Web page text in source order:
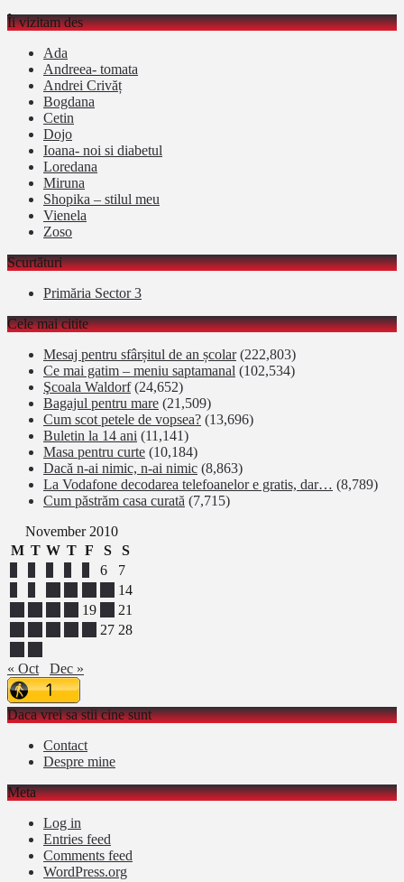
Îi vizitam des
Ada
Andreea- tomata
Andrei Crivăț
Bogdana
Cetin
Dojo
Ioana- noi si diabetul
Loredana
Miruna
Shopika – stilul meu
Vienela
Zoso
Scurtături
Primăria Sector 3
Cele mai citite
Mesaj pentru sfârșitul de an școlar (222,803)
Ce mai gatim – meniu saptamanal (102,534)
Şcoala Waldorf (24,652)
Bagajul pentru mare (21,509)
Cum scot petele de vopsea? (13,696)
Buletin la 14 ani (11,141)
Masa pentru curte (10,184)
Dacă n-ai nimic, n-ai nimic (8,863)
La Vodafone decodarea telefoanelor e gratis, dar… (8,789)
Cum păstrăm casa curată (7,715)
November 2010
M T W T F S
S
6
7
14
19
21
27 28
« Oct
Dec »
Daca vrei sa stii cine sunt
Contact
Despre mine
Meta
Log in
Entries feed
Comments feed
WordPress.org